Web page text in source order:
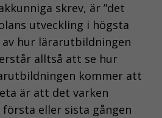
skrev, är ”det
utveckling i högsta
hur lärarutbildningen
alltså att se hur
kommer att
är att det varken
eller sista gången